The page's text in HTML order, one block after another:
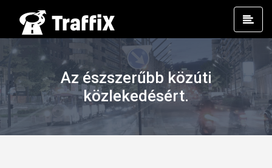
Az észszerűbb közúti
közlekedésért.